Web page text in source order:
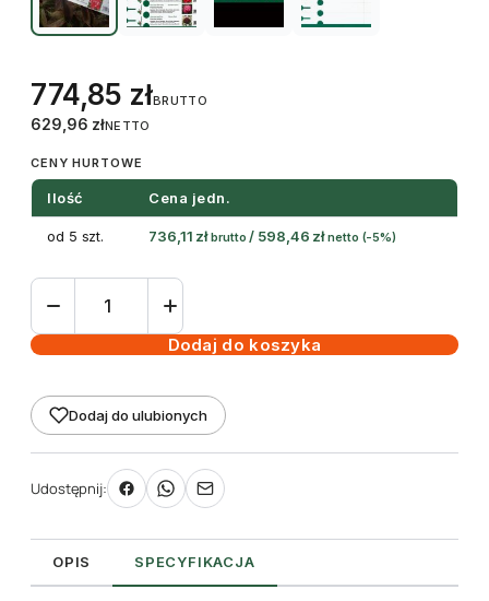
774,85 złBRUTTO
629,96 złNETTO
CENY HURTOWE
Ilość Cena jedn.
od 5 szt. 736,11 zł brutto / 598,46 zł netto (-5%)
ilość
pętlowa
33
x
250
mm
(1500szt.)
Dodaj do koszyka
Dodaj do ulubionych
Udostępnij:
OPIS SPECYFIKACJA